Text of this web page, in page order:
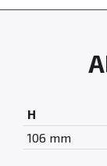
H
106 mm